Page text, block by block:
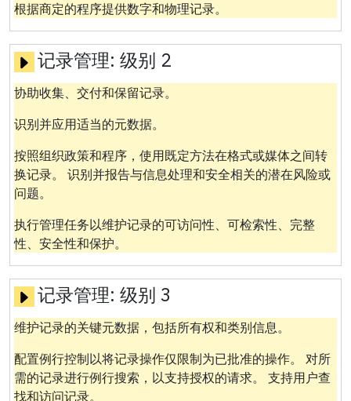
根据商定的程序提供数字和物理记录。
记录管理: 级别 2
协助收集、交付和保留记录。
识别并应用适当的元数据。
按照组织政策和程序，使用既定方法在格式或媒体之间转
换记录。 识别并报告与信息处理和安全相关的潜在风险或
问题。
执行管理任务以维护记录的可访问性、可检索性、完整
性、安全性和保护。
记录管理: 级别 3
维护记录的关键元数据，包括所有权和类别信息。
配置例行控制以将记录操作仅限制为已批准的操作。 对所
需的记录进行例行搜索，以支持授权的请求。 支持用户查
找和访问记录。